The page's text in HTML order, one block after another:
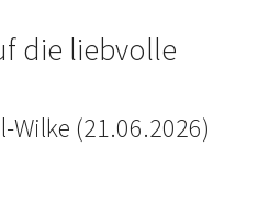
die liebvolle
Wilke (21.06.2026)